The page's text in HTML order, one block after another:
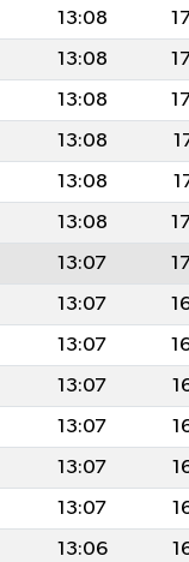
13:08
13:08
13:08
13:08
13:08
13:08
13:07
13:07
13:07
13:07
13:07
13:07
13:07
13:06